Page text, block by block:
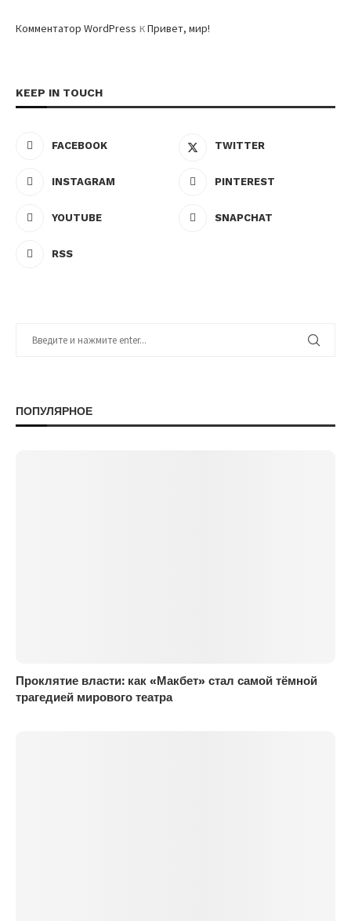
Комментатор WordPress кПривет, мир!
KEEP IN TOUCH
FACEBOOK TWITTER
INSTAGRAM PINTEREST
YOUTUBE SNAPCHAT
RSS
ПОПУЛЯРНОЕ
Проклятие власти: как «Макбет» стал самой тёмной
трагедией мирового театра